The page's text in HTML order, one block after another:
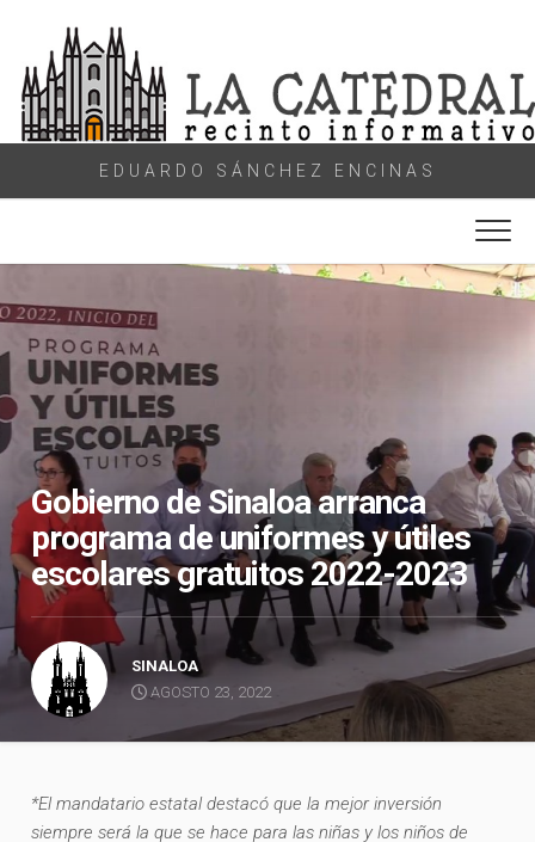
content
EDUARDO SÁNCHEZ ENCINAS
Gobierno de Sinaloa arranca
programa de uniformes y útiles
escolares gratuitos 2022-2023
SINALOA
AGOSTO 23, 2022
*El mandatario estatal destacó que la mejor inversión
siempre será la que se hace para las niñas y los niños de